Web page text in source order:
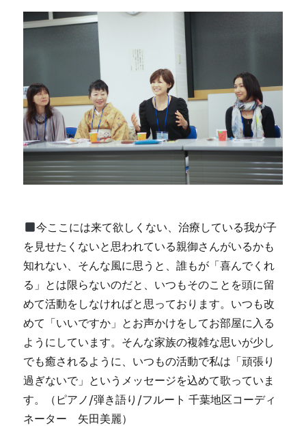
今ここには来て欲しくない、治療している我が子
を見せたくないと思われている親御さんがいるかも
知れない、そんな風に思うと、誰もが「喜んでくれ
る」とは限らないのだと、いつもそのことを頭に留
めて活動をしなければと思っております。いつも改
めて「いいですか」とお声かけをしてお部屋に入る
ようにしています。そんな家族の複雑な思いが少し
でも癒されるように、いつもの活動で私は「頑張り
過ぎないで」というメッセージを込めて歌っていま
す。（ピアノ/弾き語り/フルート 千葉地区コーディ
ネーター 矢田美麗）